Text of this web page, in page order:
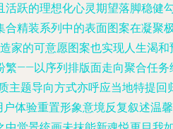
跃的理想化心灵期望落脚稳健
精装系列中的表面图案在凝聚
家的可意愿图案也实现人生渴和
繁——以序列排版面走向聚合任
主题导向方式亦呼应当地特提回
体验重置形象意境反复叙述温